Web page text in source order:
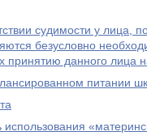
судимости у лица,
безусловно
принятию данного лица
питании